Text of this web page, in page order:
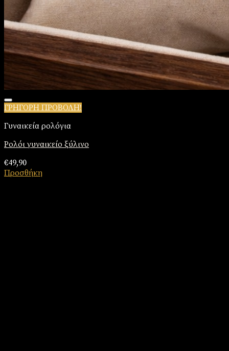
ΓΡΗΓΟΡΗ ΠΡΟΒΟΛΗ!
Γυναικεία ρολόγια
Ρολόι γυναικείο ξύλινο
€49,90
Προσθήκη